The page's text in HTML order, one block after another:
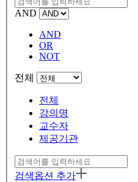
AND
AND
OR
NOT
전체
전체
강의명
교수자
제공기관
검색옵션 추가